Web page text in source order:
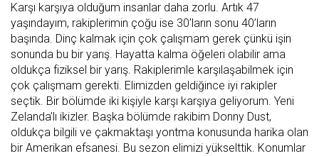
Karşı karşıya olduğum insanlar daha zorlu. Artık 47
yaşındayım, rakiplerimin çoğu ise 30’ların sonu 40’ların
başında. Dinç kalmak için çok çalışmam gerek çünkü işin
sonunda bu bir yarış. Hayatta kalma öğeleri olabilir ama
oldukça fiziksel bir yarış. Rakiplerimle karşılaşabilmek için
çok çalışmam gerekti. Elimizden geldiğince iyi rakipler
seçtik. Bir bölümde iki kişiyle karşı karşıya geliyorum. Yeni
Zelanda’lı ikizler. Başka bölümde rakibim Donny Dust,
oldukça bilgili ve çakmaktaşı yontma konusunda harika olan
bir Amerikan efsanesi. Bu sezon elimizi yükselttik. Konumlar